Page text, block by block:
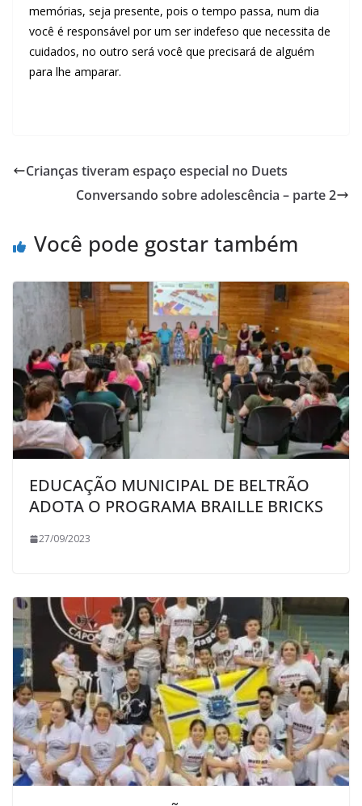
memórias, seja presente, pois o tempo passa, num dia
você é responsável por um ser indefeso que necessita de
cuidados, no outro será você que precisará de alguém
para lhe amparar.
Crianças tiveram espaço especial no Duets
Conversando sobre adolescência – parte 2
Você pode gostar também
EDUCAÇÃO MUNICIPAL DE BELTRÃO
ADOTA O PROGRAMA BRAILLE BRICKS
27/09/2023